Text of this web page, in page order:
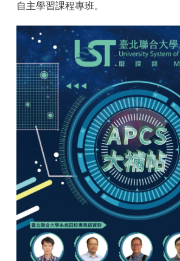
自主學習課程專班。